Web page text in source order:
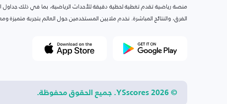
منصة رياضية تقدم تغطية لحظية دقيقة للأحداث الرياضية، بما في ذلك جداول
الفرق، والنتائج المباشرة. نخدم ملايين المستخدمين حول العالم بتجربة متميزة
© 2026 YSscores. جميع الحقوق محفوظة.